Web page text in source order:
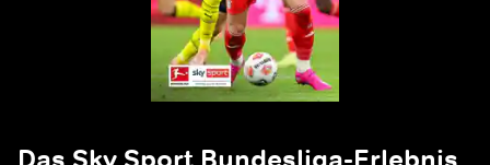
Das Sky Sport Bundesliga-Erlebnis